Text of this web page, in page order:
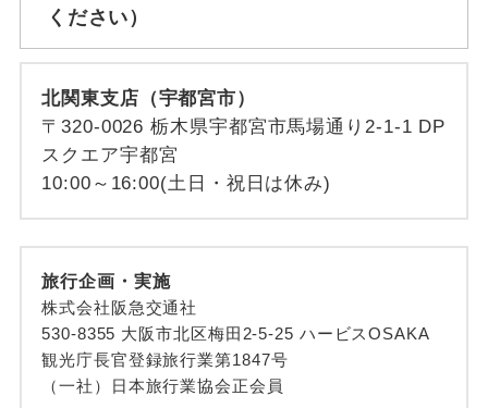
ください）
北関東支店（宇都宮市）
〒320-0026 栃木県宇都宮市馬場通り2-1-1 DP
スクエア宇都宮
10:00～16:00(土日・祝日は休み)
旅行企画・実施
株式会社阪急交通社
530-8355 大阪市北区梅田2-5-25 ハービスOSAKA
観光庁長官登録旅行業第1847号
（一社）日本旅行業協会正会員